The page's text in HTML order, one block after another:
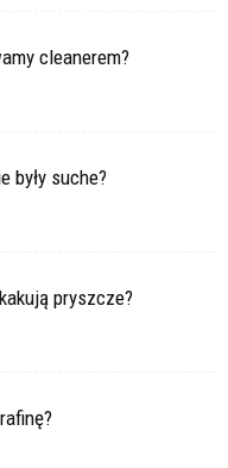
cleanerem?
były suche?
pryszcze?